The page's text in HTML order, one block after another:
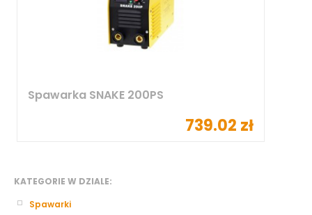
KATEGORIE W DZIALE:
Spawarki
Spawarka SNAKE 200PS
739.02 zł